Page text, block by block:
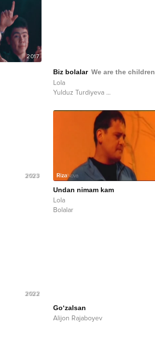
2017
Biz bolalar We are the children
Lola
Yulduz Turdiyeva ...
2023
Undan nimam kam
Lola
Bolalar
2022
Go‘zalsan
Alijon Rajaboyev